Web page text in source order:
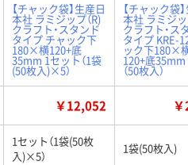
【チャック袋】生産日
本社 ラミジップ（R)
クラフト・スタンド
タイプ チャック下
180×横120+底
35mm 1セット（1袋
(50枚入)×5）
【チャック袋
本社 ラミジッ
クラフト・ス
タイプ KRE-
ック下180×
120+底35mm
（50枚入）
￥12,052
1セット（1袋(50枚
入)×5）
1袋(50枚入)